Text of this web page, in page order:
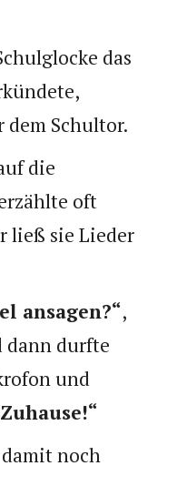
das
dem Schultor.
die
oft
ließ sie Lieder
ansagen?“,
dann durfte
und
noch